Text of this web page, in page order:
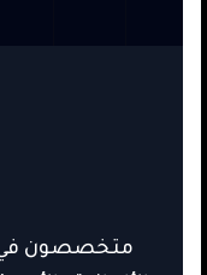
متخصصون في